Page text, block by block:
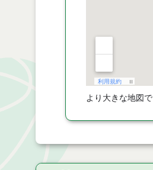
より大きな地図で